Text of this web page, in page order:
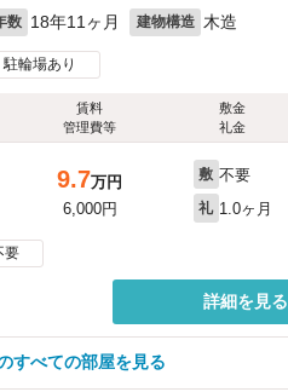
数 18年11ヶ月 建物構造 木造
駐輪場あり
賃料
管理費等
敷金
礼金
9.7万円
6,000円
敷 不要
礼 1.0ヶ月
要
詳細を見る
すべての部屋を見る